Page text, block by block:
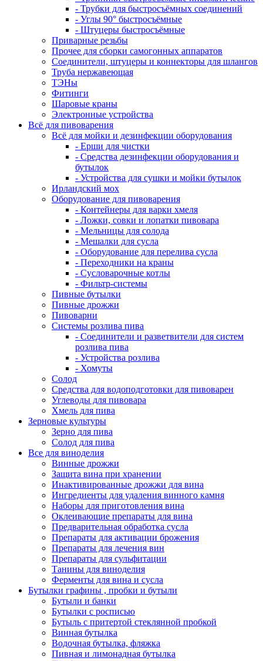
- Трубки для быстросъёмных соединений
- Углы 90° быстросъёмные
- Штуцеры быстросъёмные
Приварные резьбы
Прочее для сборки самогонных аппаратов
Соединители, штуцеры и коннекторы для шлангов
Труба нержавеющая
ТЭНы
Фитинги
Шаровые краны
Электронные устройства
Всё для пивоварения
Всё для мойки и дезинфекции оборудования
- Ерши для чистки
- Средства дезинфекции оборудования и
бутылок
- Устройства для сушки и мойки бутылок
Ирландский мох
Оборудование для пивоварения
- Контейнеры для варки хмеля
- Ложки, совки и лопатки пивовара
- Мельницы для солода
- Мешалки для сусла
- Оборудование для перелива сусла
- Переходники на краны
- Сусловарочные котлы
- Фильтр-системы
Пивные бутылки
Пивные дрожжи
Пивоварни
Системы розлива пива
- Соединители и разветвители для систем
розлива пива
- Устройства розлива
- Хомуты
Солод
Средства для водоподготовки для пивоварен
Углеводы для пивовара
Хмель для пива
Зерновые культуры
Зерно для пива
Солод для пива
Все для виноделия
Винные дрожжи
Защита вина при хранении
Инактивированные дрожжи для вина
Ингредиенты для удаления винного камня
Наборы для приготовления вина
Оклеивающие препараты для вина
Предварительная обработка сусла
Препараты для активации брожения
Препараты для лечения вин
Препараты для сульфитации
Танины для виноделия
Ферменты для вина и сусла
Бутылки графины , пробки и бутыли
Бутыли и банки
Бутылки с росписью
Бутыль с притертой стеклянной пробкой
Винная бутылка
Водочная бутылка, фляжка
Пивная и лимонадная бутылка